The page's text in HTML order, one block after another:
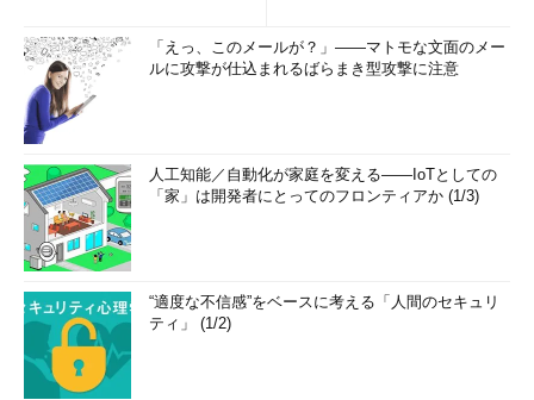
「えっ、このメールが？」――マトモな文面のメー
ルに攻撃が仕込まれるばらまき型攻撃に注意
人工知能／自動化が家庭を変える――IoTとしての
「家」は開発者にとってのフロンティアか (1/3)
“適度な不信感”をベースに考える「人間のセキュリ
ティ」 (1/2)